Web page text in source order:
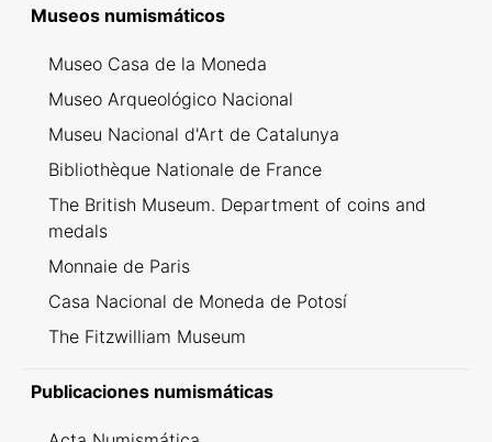
Museos numismáticos
Museo Casa de la Moneda
Museo Arqueológico Nacional
Museu Nacional d'Art de Catalunya
Bibliothèque Nationale de France
The British Museum. Department of coins and
medals
Monnaie de Paris
Casa Nacional de Moneda de Potosí
The Fitzwilliam Museum
Publicaciones numismáticas